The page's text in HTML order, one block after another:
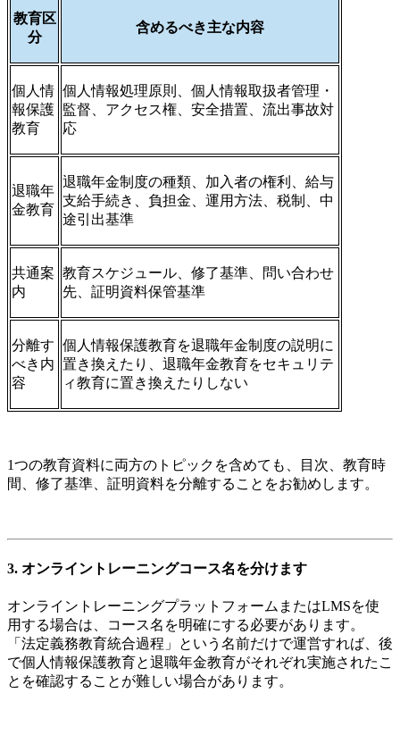
教育区
分
含めるべき主な内容
個人情
報保護
教育
個人情報処理原則、個人情報取扱者管理・
監督、アクセス権、安全措置、流出事故対
応
退職年
金教育
退職年金制度の種類、加入者の権利、給与
支給手続き、負担金、運用方法、税制、中
途引出基準
共通案
内
教育スケジュール、修了基準、問い合わせ
先、証明資料保管基準
分離す
べき内
容
個人情報保護教育を退職年金制度の説明に
置き換えたり、退職年金教育をセキュリテ
ィ教育に置き換えたりしない
1つの教育資料に両方のトピックを含めても、目次、教育時
間、修了基準、証明資料を分離することをお勧めします。
3. オンライントレーニングコース名を分けます
オンライントレーニングプラットフォームまたはLMSを使
用する場合は、コース名を明確にする必要があります。
「法定義務教育統合過程」という名前だけで運営すれば、後
で個人情報保護教育と退職年金教育がそれぞれ実施されたこ
とを確認することが難しい場合があります。